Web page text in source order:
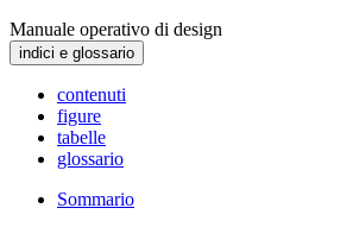
Manuale operativo di design
indici e glossario
contenuti
figure
tabelle
glossario
Sommario